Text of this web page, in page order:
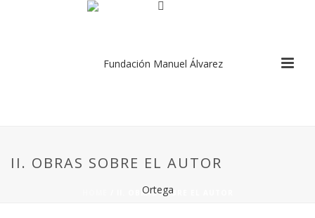
II. OBRAS SOBRE EL AUTOR
II. OBRAS SOBRE EL AUTOR